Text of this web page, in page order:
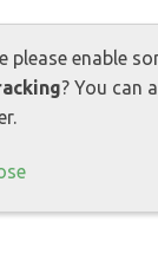
please enable
? You can